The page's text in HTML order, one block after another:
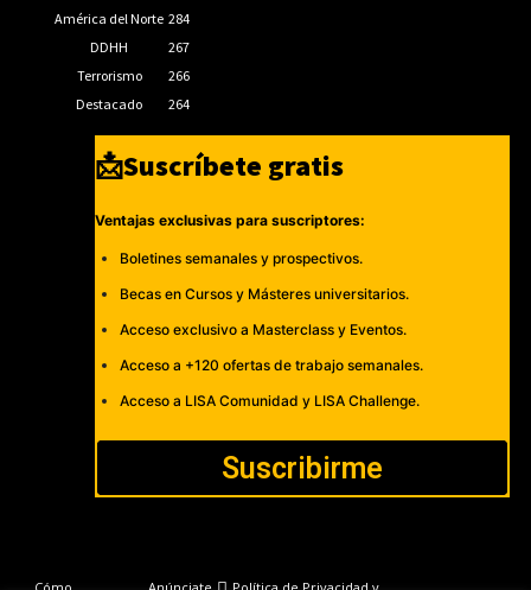
América del Norte 284
DDHH
267
Terrorismo
266
Destacado
264
📩Suscríbete gratis
Ventajas exclusivas para suscriptores:
Boletines semanales y prospectivos.
Becas en Cursos y Másteres universitarios.
Acceso exclusivo a Masterclass y Eventos.
Acceso a +120 ofertas de trabajo semanales.
Acceso a LISA Comunidad y LISA Challenge.
Suscribirme